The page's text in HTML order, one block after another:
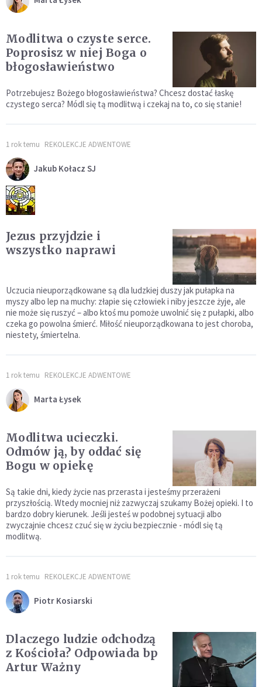
Modlitwa o czyste serce.
Poprosisz w niej Boga o
błogosławieństwo
Potrzebujesz Bożego błogosławieństwa? Chcesz dostać łaskę
czystego serca? Módl się tą modlitwą i czekaj na to, co się stanie!
1 rok temu REKOLEKCJE ADWENTOWE
Jakub Kołacz SJ
Jezus przyjdzie i
wszystko naprawi
Uczucia nieuporządkowane są dla ludzkiej duszy jak pułapka na
myszy albo lep na muchy: złapie się człowiek i niby jeszcze żyje, ale
nie może się ruszyć – albo ktoś mu pomoże uwolnić się z pułapki, albo
czeka go powolna śmierć. Miłość nieuporządkowana to jest choroba,
niestety, śmiertelna.
1 rok temu REKOLEKCJE ADWENTOWE
Marta Łysek
Modlitwa ucieczki.
Odmów ją, by oddać się
Bogu w opiekę
Są takie dni, kiedy życie nas przerasta i jesteśmy przerażeni
przyszłością. Wtedy mocniej niż zazwyczaj szukamy Bożej opieki. I to
bardzo dobry kierunek. Jeśli jesteś w podobnej sytuacji albo
zwyczajnie chcesz czuć się w życiu bezpiecznie - módl się tą
modlitwą.
1 rok temu REKOLEKCJE ADWENTOWE
Piotr Kosiarski
Dlaczego ludzie odchodzą
z Kościoła? Odpowiada bp
Artur Ważny